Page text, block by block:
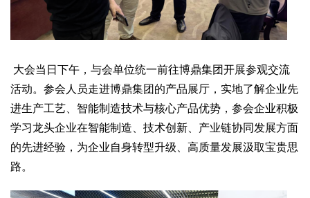
大会当日下午，与会单位统一前往博鼎集团开展参观交流
活动。参会人员走进博鼎集团的产品展厅，实地了解企业先
进生产工艺、智能制造技术与核心产品优势，参会企业积极
学习龙头企业在智能制造、技术创新、产业链协同发展方面
的先进经验，为企业自身转型升级、高质量发展汲取宝贵思
路。